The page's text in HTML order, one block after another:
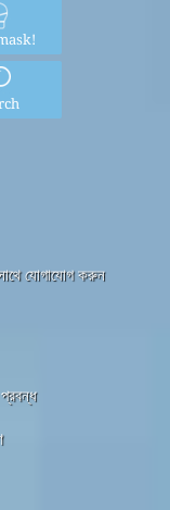
সাথে যোগাযোগ করুন